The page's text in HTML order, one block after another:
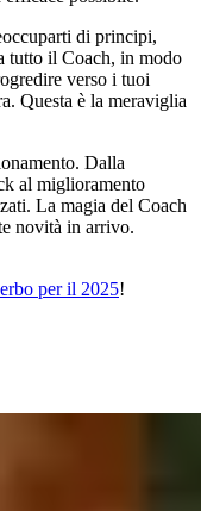
di principi,
tutto il Coach, in modo
verso i tuoi
Questa è la meraviglia
Dalla
al miglioramento
La magia del Coach
novità in arrivo.
per il 2025!